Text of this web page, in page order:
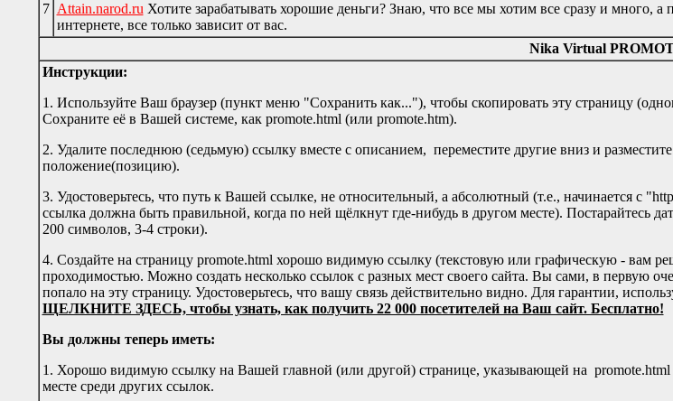
7 Attain.narod.ru Хотите зарабатывать хорошие деньги? Знаю, что все мы хотим все сразу и много,
интернете, все только зависит от вас.
Nika Virtual
Инструкции:
1. Используйте Ваш браузер (пункт меню "Сохранить как..."), чтобы скопировать эту страницу
Сохраните её в Вашей системе, как promote.html (или promote.htm).
2. Удалите последнюю (седьмую) ссылку вместе с описанием, переместите другие вниз и
положение(позицию).
3. Удостоверьтесь, что путь к Вашей ссылке, не относительный, а абсолютный (т.е., начинается с
ссылка должна быть правильной, когда по ней щёлкнут где-нибудь в другом месте). Постарайтесь
200 символов, 3-4 строки).
4. Создайте на страницу promote.html хорошо видимую ссылку (текстовую или графическую - вам
проходимостью. Можно создать несколько ссылок с разных мест своего сайта. Вы сами, в первую
попало на эту страницу. Удостоверьтесь, что вашу связь действительно видно. Для гарантии,
ЩЕЛКНИТЕ ЗДЕСЬ, чтобы узнать, как получить 22 000 посетителей на Ваш сайт. Бесплатно!
Вы должны теперь иметь:
1. Хорошо видимую ссылку на Вашей главной (или другой) странице, указывающей на promote.html
месте среди других ссылок.